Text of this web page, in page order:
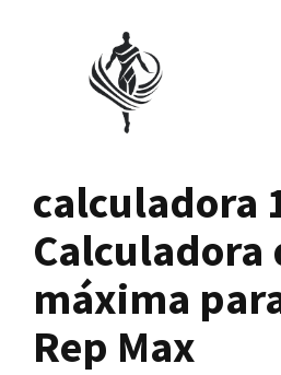
contenido
calculadora
Calculadora
máxima
Rep Max